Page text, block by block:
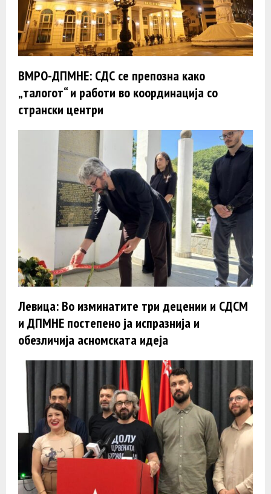
ВМРО-ДПМНЕ: СДС се препозна како
„талогот“ и работи во координација со
странски центри
Левица: Во изминатите три децении и СДСМ
и ДПМНЕ постепено ја испразнија и
обезличија асномската идеја